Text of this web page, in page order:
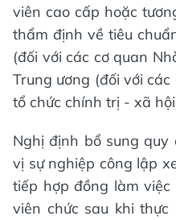
viên cao cấp hoặc
thẩm định về tiêu
(đối với các cơ quan
Trung ương (đối với
tổ chức chính trị - xã
Nghị định bổ sung
vị sự nghiệp công lập
tiếp hợp đồng làm
viên chức sau khi